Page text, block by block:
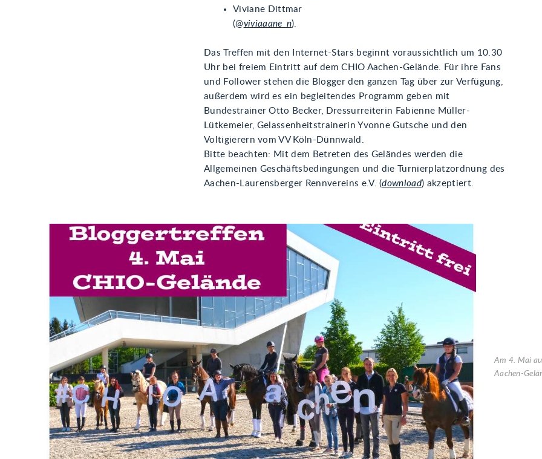
Viviane Dittmar
(@viviaaane_n).
Das Treffen mit den Internet-Stars beginnt voraussichtlich um 10.30
Uhr bei freiem Eintritt auf dem CHIO Aachen-Gelände. Für ihre Fans
und Follower stehen die Blogger den ganzen Tag über zur Verfügung,
außerdem wird es ein begleitendes Programm geben mit
Bundestrainer Otto Becker, Dressurreiterin Fabienne Müller-
Lütkemeier, Gelassenheitstrainerin Yvonne Gutsche und den
Voltigierern vom VV Köln-Dünnwald.
Bitte beachten: Mit dem Betreten des Geländes werden die
Allgemeinen Geschäftsbedingungen und die Turnierplatzordnung des
Aachen-Laurensberger Rennvereins e.V. (download) akzeptiert.
Am 4. Mai
Aachen-